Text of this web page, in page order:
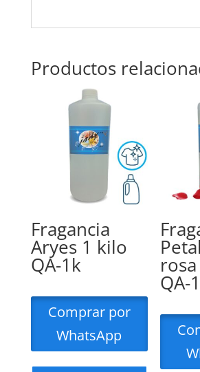
Productos
Fragancia
Aryes 1 kilo
QA-1k
Comprar por
WhatsApp
QA-